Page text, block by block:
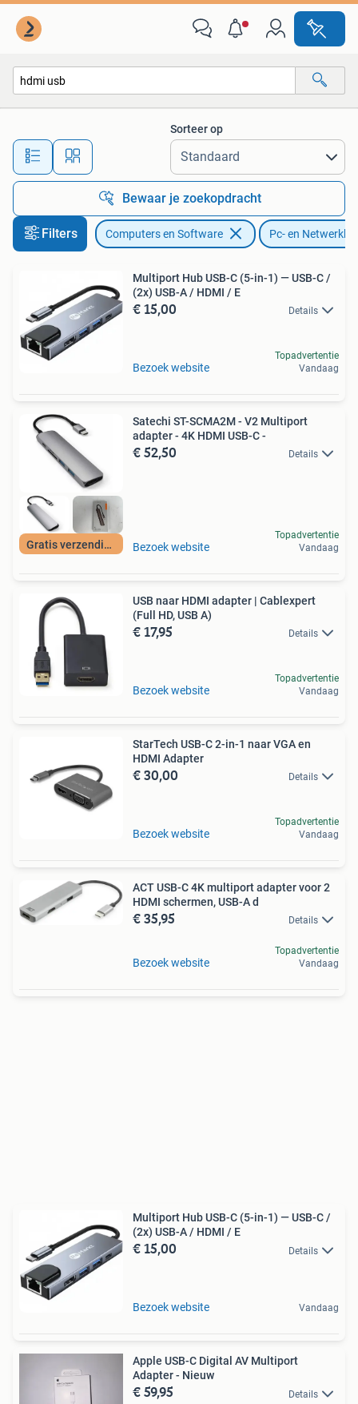
Alle afstanden…
Sorteer op
Bewaar je zoekopdracht
Filters Computers en Software Pc- en
Multiport Hub USB-C (5-in-1) — USB-C /
(2x) USB-A / HDMI / E
€ 15,00 Details
Bezoek website
Topadvertentie
Vandaag
Gratis verzending
Satechi ST-SCMA2M - V2 Multiport
adapter - 4K HDMI USB-C -
€ 52,50 Details
Bezoek website
Topadvertentie
Vandaag
USB naar HDMI adapter | Cablexpert
(Full HD, USB A)
€ 17,95 Details
Bezoek website
Topadvertentie
Vandaag
StarTech USB-C 2-in-1 naar VGA en
HDMI Adapter
€ 30,00 Details
Bezoek website
Topadvertentie
Vandaag
ACT USB-C 4K multiport adapter voor 2
HDMI schermen, USB-A d
€ 35,95 Details
Bezoek website
Topadvertentie
Vandaag
Multiport Hub USB-C (5-in-1) — USB-C /
(2x) USB-A / HDMI / E
€ 15,00 Details
Bezoek website Vandaag
Apple USB-C Digital AV Multiport
Adapter - Nieuw
€ 59,95 Details